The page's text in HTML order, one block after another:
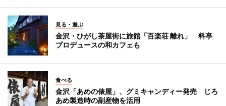
見る・遊ぶ
金沢・ひがし茶屋街に旅館「百楽荘 離れ」 料亭
プロデュースの和カフェも
食べる
金沢「あめの俵屋」、グミキャンディー発売 じろ
あめ製造時の副産物を活用